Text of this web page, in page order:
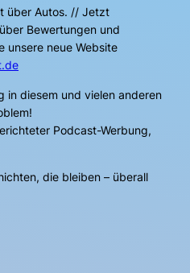
über Autos. // Jetzt
Bewertungen und
unsere neue Website
in diesem und vielen anderen
Podcast-Werbung,
die bleiben – überall